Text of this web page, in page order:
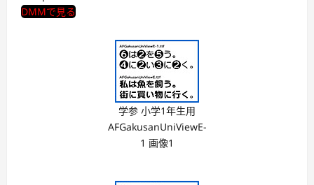
DMMで見る
学参 小学1年生用
AFGakusanUniViewE-
1 画像1